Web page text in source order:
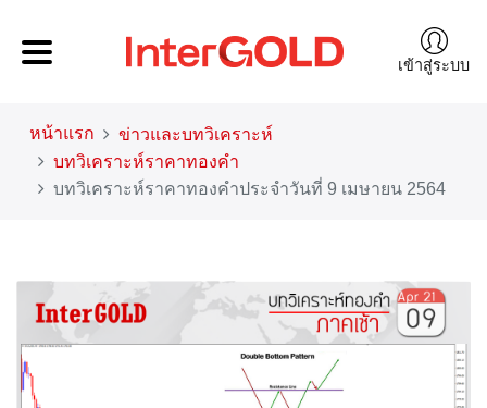
เข้าสู่ระบบ
หน้าแรก
ข่าวและบทวิเคราะห์
บทวิเคราะห์ราคาทองคำ
บทวิเคราะห์ราคาทองคำประจำวันที่ 9 เมษายน 2564